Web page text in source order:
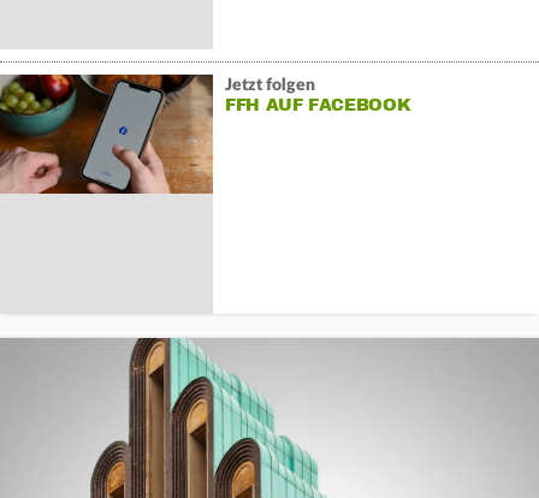
Jetzt folgen
FFH AUF FACEBOOK